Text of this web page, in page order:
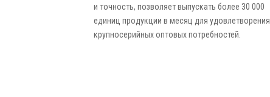
и точность, позволяет выпускать более 30 000
единиц продукции в месяц для удовлетворения
крупносерийных оптовых потребностей.